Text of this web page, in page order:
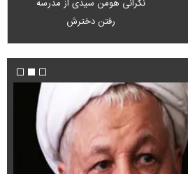
نگرانی هومن سیدی از مدرسه
رفتن دخترش